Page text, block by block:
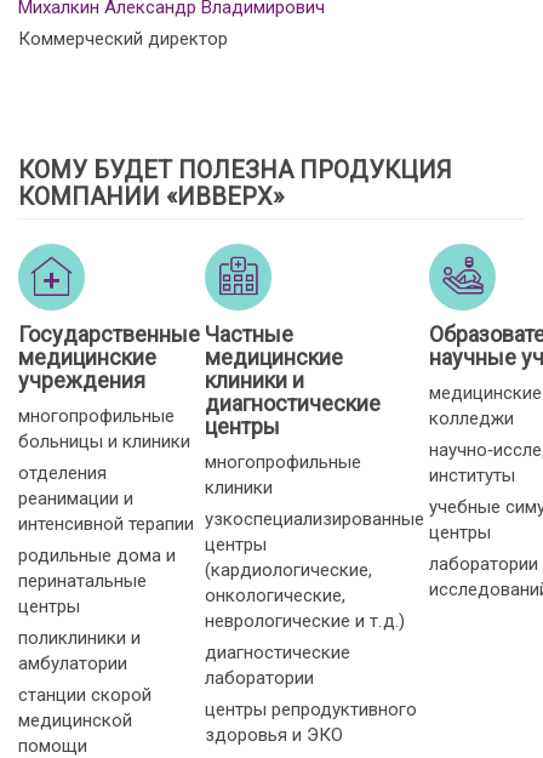
Михалкин Александр Владимирович
Коммерческий директор
КОМУ БУДЕТ ПОЛЕЗНА ПРОДУКЦИЯ
КОМПАНИИ «ИВВЕРХ»
Государственные
медицинские
учреждения
многопрофильные
больницы и клиники
отделения
реанимации и
интенсивной терапии
родильные дома и
перинатальные
центры
поликлиники и
амбулатории
станции скорой
медицинской
помощи
Частные
медицинские
клиники и
диагностические
центры
многопрофильные
клиники
узкоспециализированные
центры
(кардиологические,
онкологические,
неврологические и т. д.)
диагностические
лаборатории
центры репродуктивного
здоровья и ЭКО
научные
колледжи
институты
учебные
центры
лаборатории